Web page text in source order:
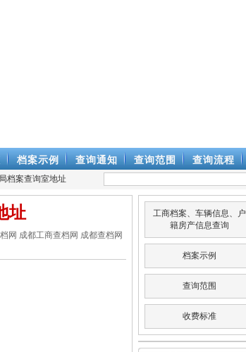
档案示例 查询通知 查询范围 查询流程
档案查询室地址
址
网 成都工商查档网 成都查档网
工商档案、车辆信息、户
籍房产信息查询
档案示例
查询范围
收费标准